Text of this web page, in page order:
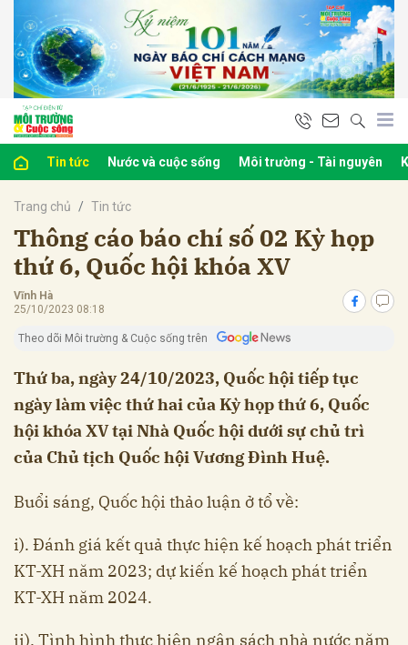
Tin tức Nước và cuộc sống Môi trường - Tài nguyên
Trang chủ Tin tức
Thông cáo báo chí số 02 Kỳ họp
thứ 6, Quốc hội khóa XV
Vĩnh Hà
25/10/2023 08:18
Theo dõi Môi trường & Cuộc sống trên
Thứ ba, ngày 24/10/2023, Quốc hội tiếp tục
ngày làm việc thứ hai của Kỳ họp thứ 6, Quốc
hội khóa XV tại Nhà Quốc hội dưới sự chủ trì
của Chủ tịch Quốc hội Vương Đình Huệ.
Buổi sáng, Quốc hội thảo luận ở tổ về:
i). Đánh giá kết quả thực hiện kế hoạch phát triển
KT-XH năm 2023; dự kiến kế hoạch phát triển
KT-XH năm 2024.
ii). Tình hình thực hiện ngân sách nhà nước năm
luận